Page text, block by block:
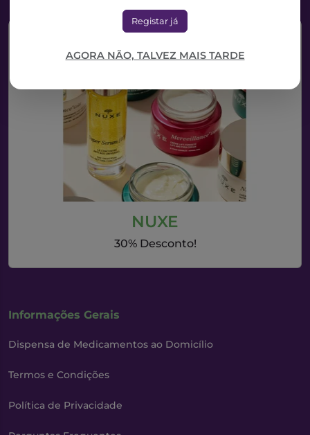
Registar já
AGORA NÃO, TALVEZ MAIS TARDE
NUXE
30% Desconto!
Informações Gerais
Dispensa de Medicamentos ao Domicílio
Termos e Condições
Política de Privacidade